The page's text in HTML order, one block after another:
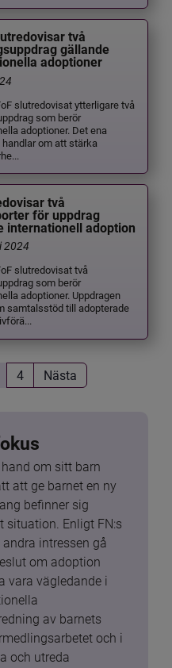
två
gällande
adoptioner
slutredovisat ytterligare två
som berör
adoptioner. Det ena
handlar om att stärka
två
för uppdrag
internationell adoption
2024
slutredovisat två
som berör
adoptioner. Uppdragen
samtalsstöd till adopterade
4 Nästa
om sitt barn
att ge barnet en ny
befinner sig
situation. Enligt FN:s
intressen gå
om adoption
vara vägledande i
av barnets
och i
och utreda